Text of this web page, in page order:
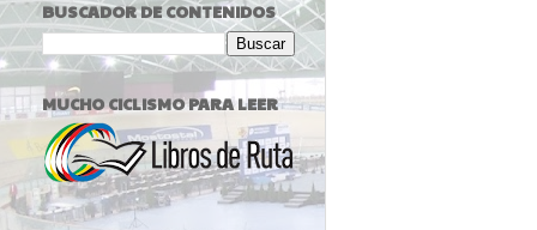
BUSCADOR DE CONTENIDOS
MUCHO CICLISMO PARA LEER